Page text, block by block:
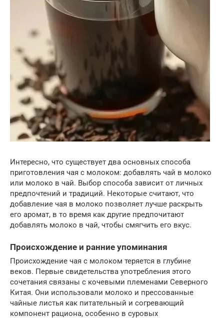
Интересно, что существует два основных способа
приготовления чая с молоком: добавлять чай в молоко
или молоко в чай. Выбор способа зависит от личных
предпочтений и традиций. Некоторые считают, что
добавление чая в молоко позволяет лучше раскрыть
его аромат, в то время как другие предпочитают
добавлять молоко в чай, чтобы смягчить его вкус.
Происхождение и ранние упоминания
Происхождение чая с молоком теряется в глубине
веков. Первые свидетельства употребления этого
сочетания связаны с кочевыми племенами Северного
Китая. Они использовали молоко и прессованные
чайные листья как питательный и согревающий
компонент рациона, особенно в суровых